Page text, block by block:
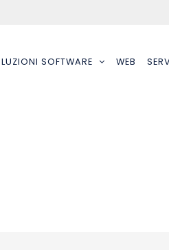
SOFTWARE WEB